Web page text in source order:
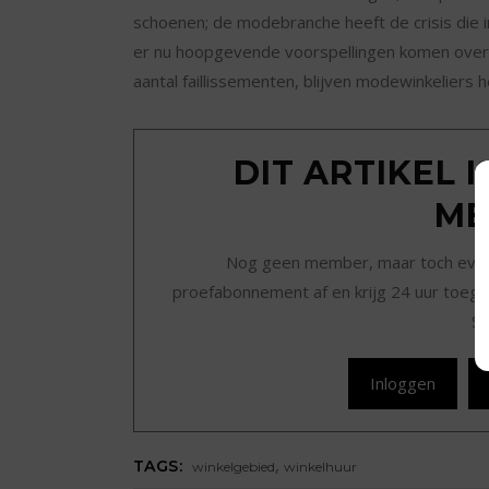
schoenen; de modebranche heeft de crisis
er nu hoopgevende voorspellingen komen
aantal faillissementen, blijven
DIT ARTIKEL
Nog geen member, maar toch
proefabonnement af en krijg 24 uur
Inloggen
TAGS: winkelgebied,winkelhuur